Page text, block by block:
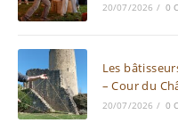
20/07/2026 / 0
Les
– Cour du
20/07/2026 / 0